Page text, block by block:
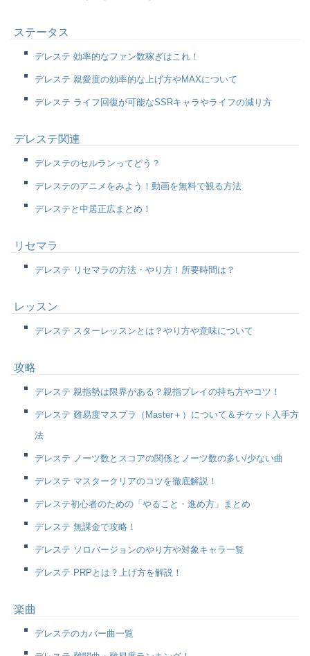
ステータス
デレステ 効率的なファン数稼ぎはこれ！
デレステ 親愛度の効率的な上げ方やMAXについて
デレステ ライフ回復が可能なSSRキャラやライフの減り方
デレステ関連
デレステのセルランってどう？
デレステのアニメをみよう！動画を無料で観る方法
デレステと中居正広まとめ！
リセマラ
デレステ リセマラの方法・やり方！所要時間は？
レッスン
デレステ スターレッスンとは？やり方や意味について
攻略
デレステ 親指勢は限界がある？親指プレイの持ち方やコツ！
デレステ 難易度マスプラ（Master＋）について＆チケット入手方
法
デレステ ノーツ数とスコアの関係とノーツ数の多い/少ない曲
デレステ マスタークリアのコツを徹底解説！
デレステ初心者のための「やること・進め方」まとめ
デレステ 無課金で攻略！
デレステ ソロバージョンのやり方や対象キャラ一覧
デレステ PRPとは？上げ方を解説！
楽曲
デレステのカバー曲一覧